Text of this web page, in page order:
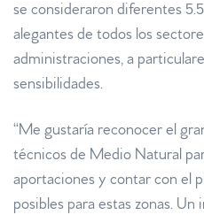
se consideraron diferentes
alegantes de todos los
administraciones, a
sensibilidades.
“Me gustaría reconocer el
técnicos de Medio Natural
aportaciones y contar con el
posibles para estas zonas.